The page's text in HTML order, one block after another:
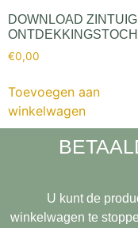
DOWNLOAD
€0,00
Toevoegen aan
winkelwagen
U kunt de
winkelwagen te